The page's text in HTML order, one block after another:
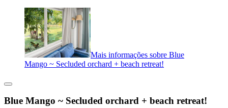
Mais informações sobre Blue
Mango ~ Secluded orchard + beach retreat!
Blue Mango ~ Secluded orchard + beach retreat!